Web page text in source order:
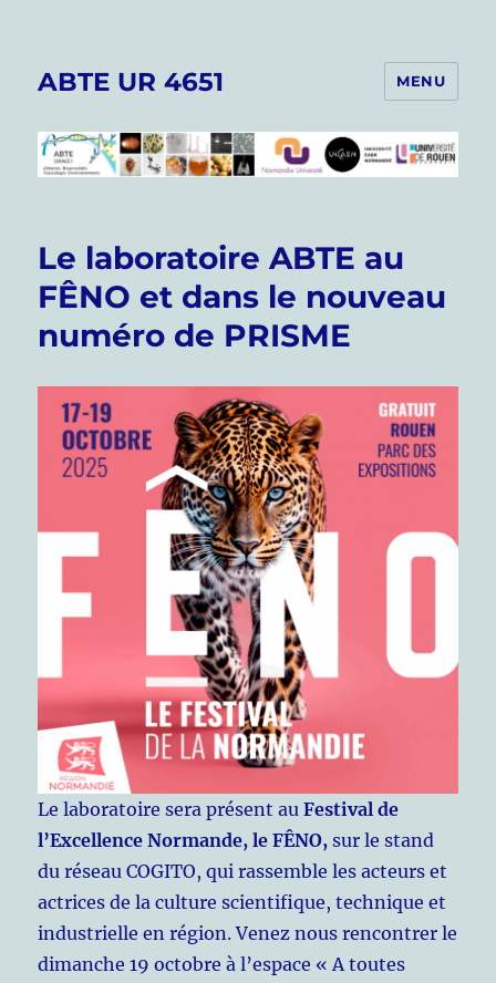
ABTE UR 4651 MENU
Le laboratoire ABTE au
FÊNO et dans le nouveau
numéro de PRISME
Le laboratoire sera présent auFestival de
l’Excellence Normande, le FÊNO, sur le stand
du réseau COGITO, qui rassemble les acteurs et
actrices de la culture scientifique, technique et
industrielle en région. Venez nous rencontrer le
dimanche 19 octobre à l’espace « A toutes